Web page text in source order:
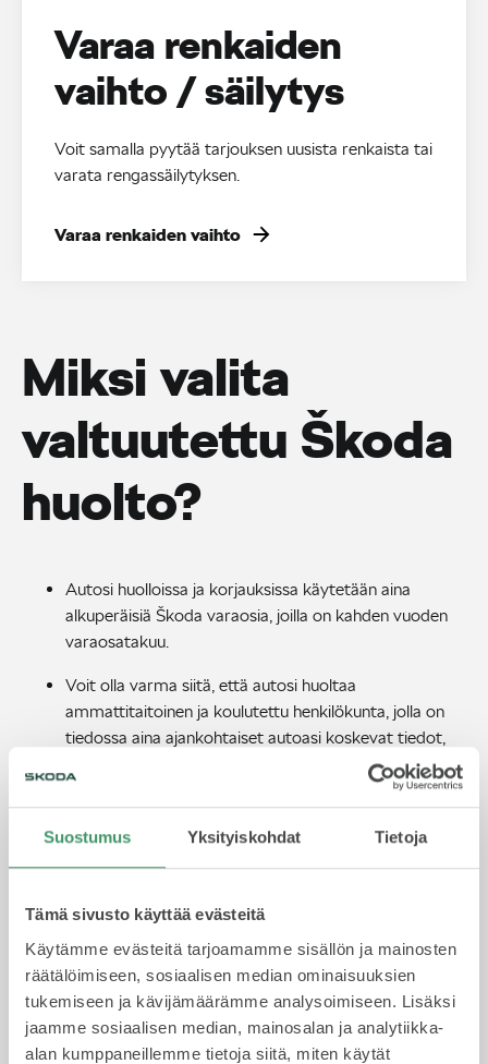
Suostumus Yksityiskohdat Tietoja
Tämä sivusto käyttää evästeitä
Käytämme evästeitä tarjoamamme sisällön ja mainosten
räätälöimiseen, sosiaalisen median ominaisuuksien
tukemiseen ja kävijämäärämme analysoimiseen. Lisäksi
jaamme sosiaalisen median, mainosalan ja analytiikka-
alan kumppaneillemme tietoja siitä, miten käytät
Varaa renkaiden
vaihto / säilytys
Voit samalla pyytää tarjouksen uusista renkaista tai
varata rengassäilytyksen.
Varaa renkaiden vaihto
Miksi valita
valtuutettu Škoda
huolto?
Autosi huolloissa ja korjauksissa käytetään aina
alkuperäisiä Škoda varaosia, joilla on kahden vuoden
varaosatakuu.
Voit olla varma siitä, että autosi huoltaa
ammattitaitoinen ja koulutettu henkilökunta, jolla on
tiedossa aina ajankohtaiset autoasi koskevat tiedot,
korjausohjeet ja erikoistyökalut. Näin tiedät, että
autosi on huollettu valmistajan määrittämän huolto-
suoritetaan korjaamokäynnin yhteydessä
veloituksetta.
Teknisen vian sattuessa Škoda Ajoturva tarjoaa avun
paikan päälle veloituksetta. Lue tarkemmat tiedot
Škoda Ajoturvasta täältä.